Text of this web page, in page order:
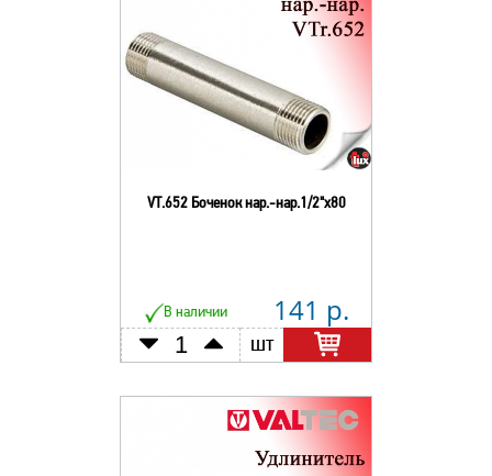
VT.652 Боченок нар.-нар.1/2"х80
В наличии 141 р.
шт